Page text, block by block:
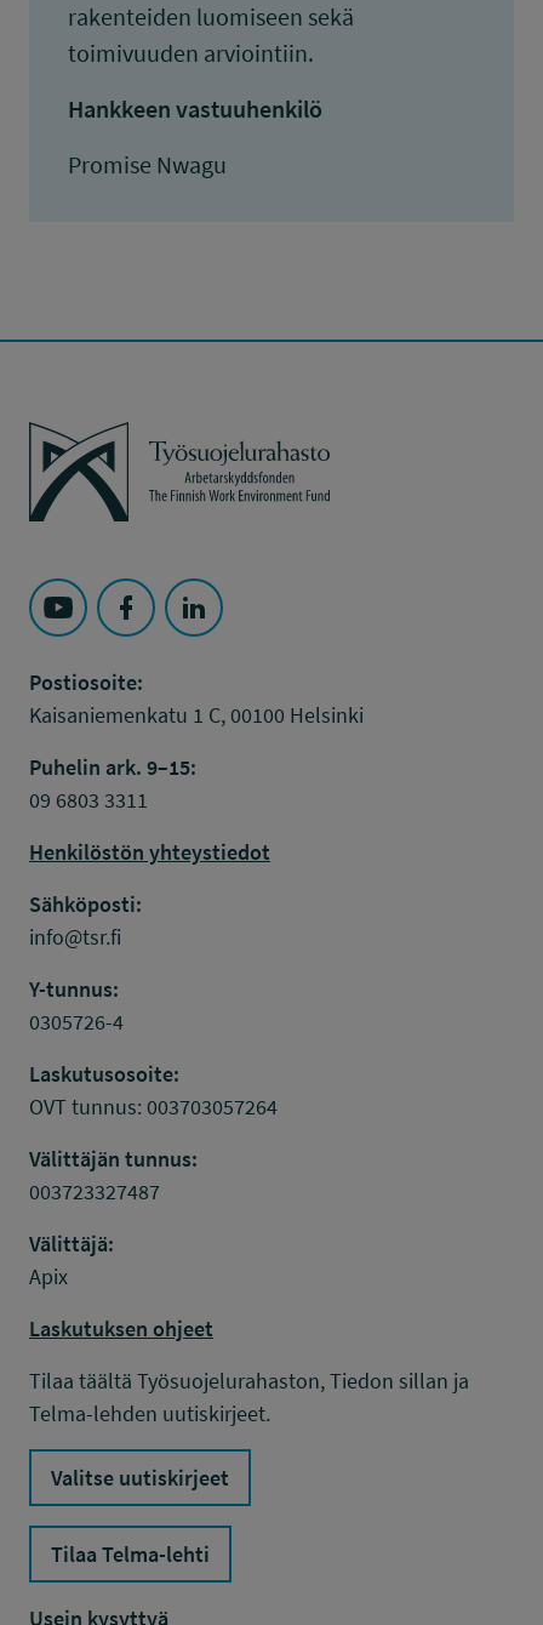
rakenteiden luomiseen sekä
toimivuuden arviointiin.
Hankkeen vastuuhenkilö
Promise Nwagu
Työsuojelurahasto
Seuraa Työsuojelurahasto kohteessa: YouTube
Seuraa Työsuojelurahasto kohteessa:
Seuraa Työsuojelurahasto kohteessa:
Postiosoite:
Kaisaniemenkatu 1 C, 00100 Helsinki
Puhelin ark. 9–15:
09 6803 3311
Henkilöstön yhteystiedot
Sähköposti:
info@tsr.fi
Y-tunnus:
0305726-4
Laskutusosoite:
OVT tunnus: 003703057264
Välittäjän tunnus:
003723327487
Välittäjä:
Apix
Laskutuksen ohjeet
Tilaa täältä Työsuojelurahaston, Tiedon sillan ja
Telma-lehden uutiskirjeet.
Valitse uutiskirjeet
Tilaa Telma-lehti
Usein kysyttyä